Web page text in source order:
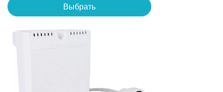
Выбрать